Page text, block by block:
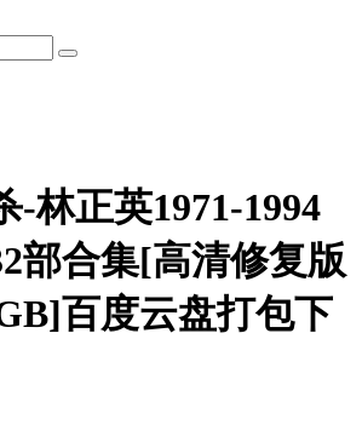
-林正英1971-1994
部合集[高清修复版
百度云盘打包下